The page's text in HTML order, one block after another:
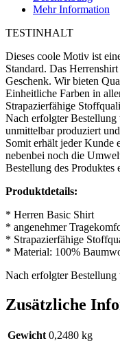
Mehr Information
TESTINHALT
Dieses coole Motiv ist
Standard. Das
Geschenk. Wir bieten
Einheitliche Farben in
Strapazierfähige
Nach erfolgter
unmittelbar produziert
Somit erhält jeder Kunde
nebenbei noch die
Bestellung des Produktes
Produktdetails:
* Herren Basic Shirt
* angenehmer
* Strapazierfähige
* Material: 100%
Nach erfolgter
Zusätzliche
Gewicht 0,2480 kg